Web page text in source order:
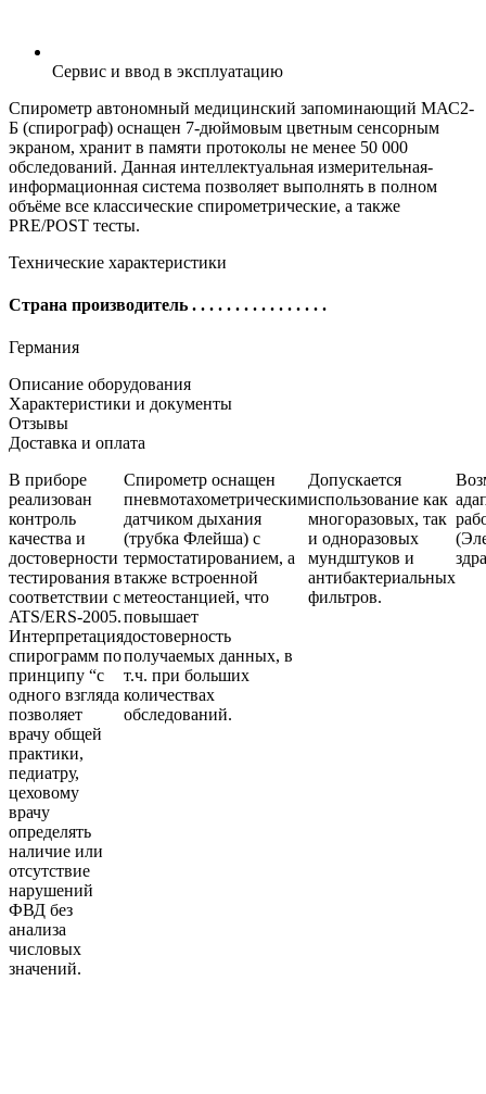
Сервис и ввод в эксплуатацию
Спирометр автономный медицинский запоминающий МАС2-
Б (спирограф) оснащен 7-дюймовым цветным сенсорным
экраном, хранит в памяти протоколы не менее 50 000
обследований. Данная интеллектуальная измерительная-
информационная система позволяет выполнять в полном
объёме все классические спирометрические, а также
PRE/POST тесты.
Технические характеристики
Страна производитель . . . . . . . . . . . . . . . .
Германия
Описание оборудования
Характеристики и документы
Отзывы
Доставка и оплата
В приборе
реализован
контроль
качества и
достоверности
тестирования в
соответствии с
ATS/ERS-2005.
Интерпретация
спирограмм по
принципу “с
одного взгляда
позволяет
врачу общей
практики,
педиатру,
цеховому
врачу
определять
наличие или
отсутствие
нарушений
ФВД без
анализа
числовых
значений.
Cпирометр оснащен
пневмотахометрическим
датчиком дыхания
(трубка Флейша) с
термостатированием, а
также встроенной
метеостанцией, что
повышает
достоверность
получаемых данных, в
т.ч. при больших
количествах
обследований.
Допускается
использование как
многоразовых, так
и одноразовых
мундштуков и
антибактериальных
фильтров.